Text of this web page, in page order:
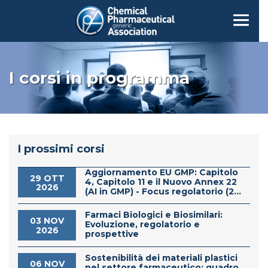
I corsi in programma
I prossimi corsi
29 OTT
2026
Aggiornamento EU GMP: Capitolo
4, Capitolo 11 e il Nuovo Annex 22
(AI in GMP) - Focus regolatorio (2...
03 NOV
2026
Farmaci Biologici e Biosimilari:
Evoluzione, regolatorio e
prospettive
06 NOV
Sostenibilità dei materiali plastici